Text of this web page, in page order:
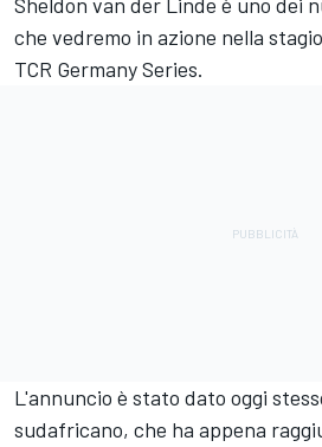
che vedremo in azione nella
TCR Germany Series.
L'annuncio è stato dato oggi
sudafricano, che ha appena